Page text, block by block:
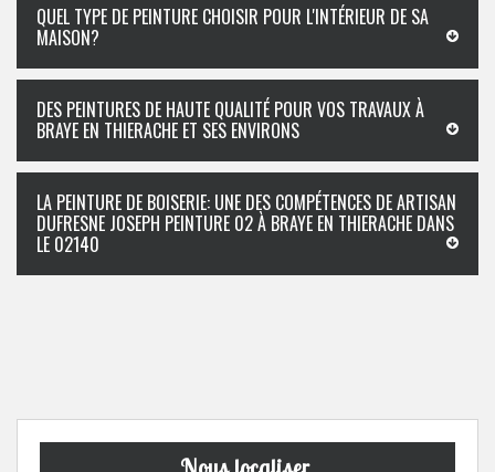
QUEL TYPE DE PEINTURE CHOISIR POUR L'INTÉRIEUR DE SA
MAISON?
DES PEINTURES DE HAUTE QUALITÉ POUR VOS TRAVAUX À
BRAYE EN THIERACHE ET SES ENVIRONS
LA PEINTURE DE BOISERIE: UNE DES COMPÉTENCES DE ARTISAN
DUFRESNE JOSEPH PEINTURE 02 À BRAYE EN THIERACHE DANS
LE 02140